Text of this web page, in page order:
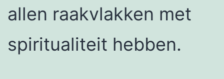
allen raakvlakken met
spiritualiteit hebben.